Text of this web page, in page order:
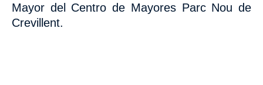
Mayor del Centro de Mayores Parc Nou de
Crevillent.